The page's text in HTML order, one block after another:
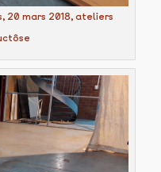
20 mars 2018, ateliers